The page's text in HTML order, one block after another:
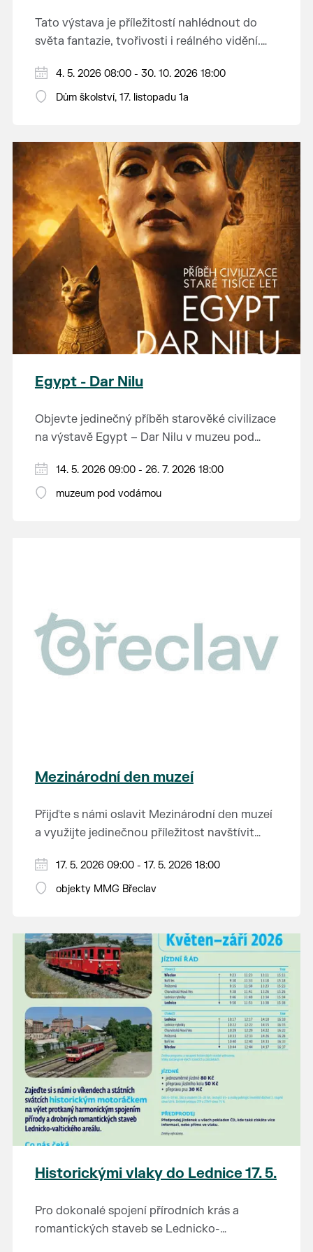
Tato výstava je příležitostí nahlédnout do
světa fantazie, tvořivosti i reálného vidění.
vlastní příběh... o radosti, vidění, objevování
světa kolem.
Děkujeme mladým umělcům za jejich úsilí,
nápaditost, nadšení, rodičům za jejich
inspirují a překvapí svou upřímností.
4. 5. 2026 08:00 - 30. 10. 2026 18:00
Dům školství, 17. listopadu 1a
Egypt - Dar Nilu
Objevte jedinečný příběh starověké civilizace
na výstavě Egypt – Dar Nilu v muzeu pod
Výstava představuje umění starého Egypta,
autentickou hrobku se sarkofágem i
14. 5. 2026 09:00 - 26. 7. 2026 18:00
muzeum pod vodárnou
Mezinárodní den muzeí
Přijďte s námi oslavit Mezinárodní den muzeí
a využijte jedinečnou příležitost navštívit
ZDARMA. Těšit se můžete na stálé expozice i
aktuální výstavy, které propojují historii,
Téma letošního ročníku: Muzeum sjednocující
rozdělený svět
(průvodce je v synagoze), synagoga, zámeček
Pohansko, zámecká věž, Muzeum železnice
Otevírací dobu jednotlivých objektů
nalezneteZDE.
17. 5. 2026 09:00 - 17. 5. 2026 18:00
objekty MMG Břeclav
Historickými vlaky do Lednice 17. 5.
Pro dokonalé spojení přírodních krás a
romantických staveb se Lednicko-